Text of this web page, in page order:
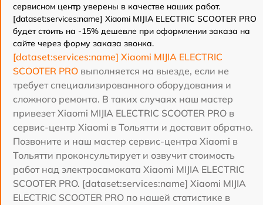
сервисном центр уверены в качестве наших работ.
[dataset:services:name] Xiaomi MIJIA ELECTRIC SCOOTER PRO
будет стоить на -15% дешевле при оформлении заказа на
сайте через форму заказа звонка.
[dataset:services:name] Xiaomi MIJIA ELECTRIC
SCOOTER PRO выполняется на выезде, если не
требует специализированного оборудования и
сложного ремонта. В таких случаях наш мастер
привезет Xiaomi MIJIA ELECTRIC SCOOTER PRO в
сервис-центр Xiaomi в Тольятти и доставит обратно.
Позвоните и наш мастер сервис-центра Xiaomi в
Тольятти проконсультирует и озвучит стоимость
работ над электросамоката Xiaomi MIJIA ELECTRIC
SCOOTER PRO. [dataset:services:name] Xiaomi MIJIA
ELECTRIC SCOOTER PRO по нашей статистике в